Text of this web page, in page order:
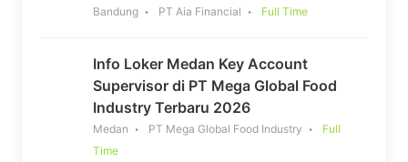
Bandung PT Aia Financial Full Time
Info Loker Medan Key Account
Supervisor di PT Mega Global Food
Industry Terbaru 2026
Medan PT Mega Global Food Industry
Full
Time